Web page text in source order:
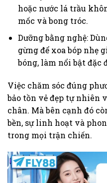
hoặc nước lá trầu
mốc và bong tróc.
Dưỡng bằng nghệ:
gừng để xoa bóp nhẹ
bóng, làm nổi bật đặc
Việc chăm sóc đúng
bảo tồn vẻ đẹp tự nhiên
chân. Mà bên cạnh đó
bền, sự linh hoạt và
trong mọi trận chiến.